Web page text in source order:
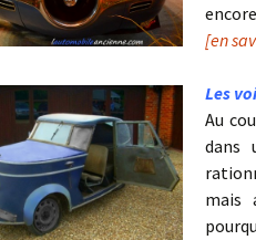
[en
Les
Au
dans
mais